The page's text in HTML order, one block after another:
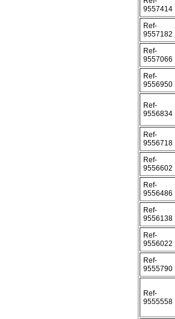
9557414
Ref-
9557182
Ref-
9557066
Ref-
9556950
Ref-
9556834
Ref-
9556718
Ref-
9556602
Ref-
9556486
Ref-
9556138
Ref-
9556022
Ref-
9555790
Ref-
9555558